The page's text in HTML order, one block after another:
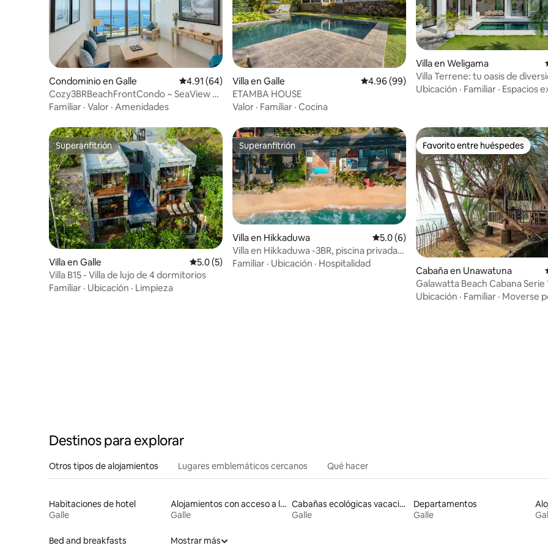
Condominio en Galle Calificación promedio: 4.91 de 5; 64 evaluaciones
4.91 (64)
Cozy3BRBeachFrontCondo ~ SeaView ~
G'FortIn5 ~ Galle ~ Lux
Familiar · Valor · Amenidades
Villa en Galle Calificación promedio: 4.96 de 5; 99
4.96 (99)
ETAMBA HOUSE
Valor · Familiar · Cocina
Villa en Weligama
Villa Terrene: tu oasis de
la playa
Ubicación · Familiar · Espacios
Superanfitrión
Superanfitrión
Villa en Galle Calificación promedio: 5.0 de 5; 5 evaluaciones
5.0 (5)
Villa B15 - Villa de lujo de 4 dormitorios
Familiar · Ubicación · Limpieza
Superanfitrión
Superanfitrión
Villa en Hikkaduwa Calificación promedio: 5.0 de 5; 6
5.0 (6)
Villa en Hikkaduwa -3BR, piscina privada,
playa
Familiar · Ubicación · Hospitalidad
Favorito entre huéspedes
Favorito entre huéspedes
Cabaña en Unawatuna
Galawatta Beach Cabana Serie
Ubicación · Familiar · Moverse
Destinos para explorar
Otros tipos de alojamientos Lugares emblemáticos cercanos Qué hacer
Habitaciones de hotel
Galle
Alojamientos con acceso a la playa
Galle
Cabañas ecológicas vacacionales
Galle
Departamentos
Galle
Bed and breakfasts
Mostrar más